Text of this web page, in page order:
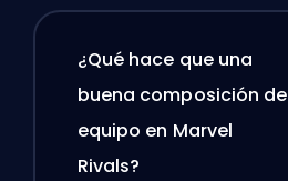
¿Qué hace que una
buena composición de
equipo en Marvel
Rivals?